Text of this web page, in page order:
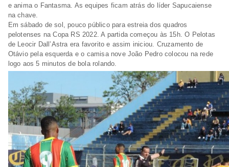
e anima o Fantasma. As equipes ficam atrás do líder Sapucaiense
na chave.
Em sábado de sol, pouco público para estreia dos quadros
pelotenses na Copa RS 2022. A partida começou às 15h. O Pelotas
de Leocir Dall’Astra era favorito e assim iniciou. Cruzamento de
Otávio pela esquerda e o camisa nove João Pedro colocou na rede
logo aos 5 minutos de bola rolando.